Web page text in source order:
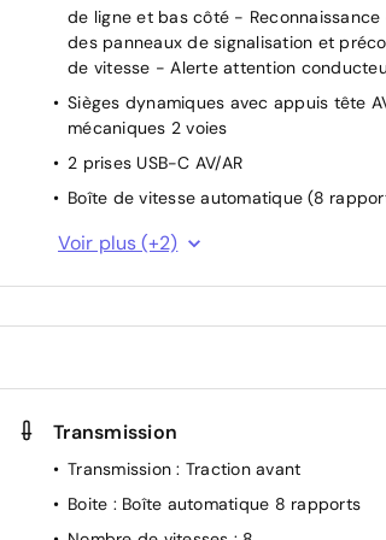
de ligne et bas côté - Reconnaissance
des panneaux de signalisation et
de vitesse - Alerte attention
Sièges dynamiques avec appuis tête
mécaniques 2 voies
2 prises USB-C AV/AR
Boîte de vitesse automatique (8
Driver Sport Pack - Personnalisation du
spécifique - Sonorité du moteur
plus sportive
Voir plus (+2)
Transmission
Transmission: Traction avant
Boite : Boîte automatique 8 rapports